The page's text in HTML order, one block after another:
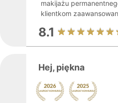
makijażu
klientkom
8.1
Hej, piękna